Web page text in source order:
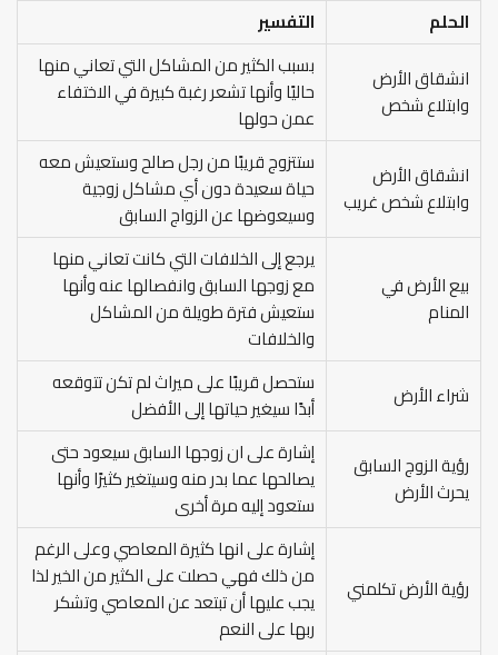
الحلم
التفسير
انشقاق الأرض
وابتلاع شخص
بسبب الكثير من المشاكل التي تعاني منها
حاليًا وأنها تشعر رغبة كبيرة في الاختفاء
عمن حولها
انشقاق الأرض
وابتلاع شخص غريب
ستتزوج قريبًا من رجل صالح وستعيش معه
حياة سعيدة دون أي مشاكل زوجية
وسيعوضها عن الزواج السابق
بيع الأرض في
المنام
يرجع إلى الخلافات التي كانت تعاني منها
مع زوجها السابق وانفصالها عنه وأنها
ستعيش فترة طويلة من المشاكل
والخلافات
شراء الأرض
ستحصل قريبًا على ميراث لم تكن تتوقعه
أبدًا سيغير حياتها إلى الأفضل
رؤية الزوج السابق
يحرث الأرض
إشارة على ان زوجها السابق سيعود حتى
يصالحها عما بدر منه وسيتغير كثيرًا وأنها
ستعود إليه مرة أخرى
رؤية الأرض تكلمني
إشارة على انها كثيرة المعاصي وعلى الرغم
من ذلك فهي حصلت على الكثير من الخير لذا
يجب عليها أن تبتعد عن المعاصي وتشكر
ربها على النعم